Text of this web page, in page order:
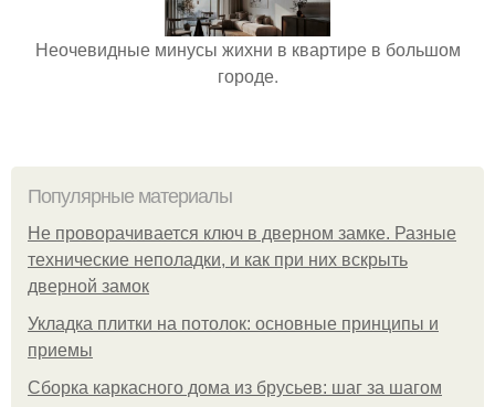
Неочевидные минусы жихни в квартире в большом
городе.
Популярные материалы
Не проворачивается ключ в дверном замке. Разные
технические неполадки, и как при них вскрыть
дверной замок
Укладка плитки на потолок: основные принципы и
приемы
Сборка каркасного дома из брусьев: шаг за шагом